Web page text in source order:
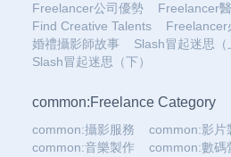
Freelancer公司優勢
Freelancer
Find Creative Talents
Freelancer
婚禮攝影師故事
Slash冒起迷思（
Slash冒起迷思（下）
common:Freelance Category
common:攝影服務
common:影片
common:音樂製作
common:數碼